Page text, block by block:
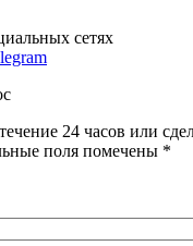
сетях
24 часов или
поля помечены *